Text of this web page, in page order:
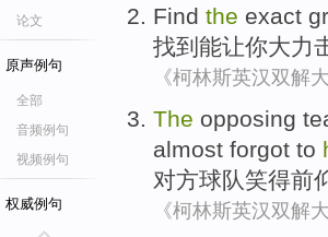
论文
原声例句
全部
音频例句
视频例句
权威例句
Find the exact
找到 能让你大力
《柯林斯英汉双解
The opposing
almost forgot to
对方球队笑得前
《柯林斯英汉双解